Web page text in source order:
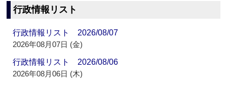
行政情報リスト
行政情報リスト 2026/08/07
2026年08月07日 (金)
行政情報リスト 2026/08/06
2026年08月06日 (木)